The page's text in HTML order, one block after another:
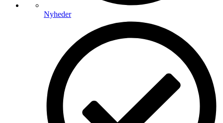
Nyheder